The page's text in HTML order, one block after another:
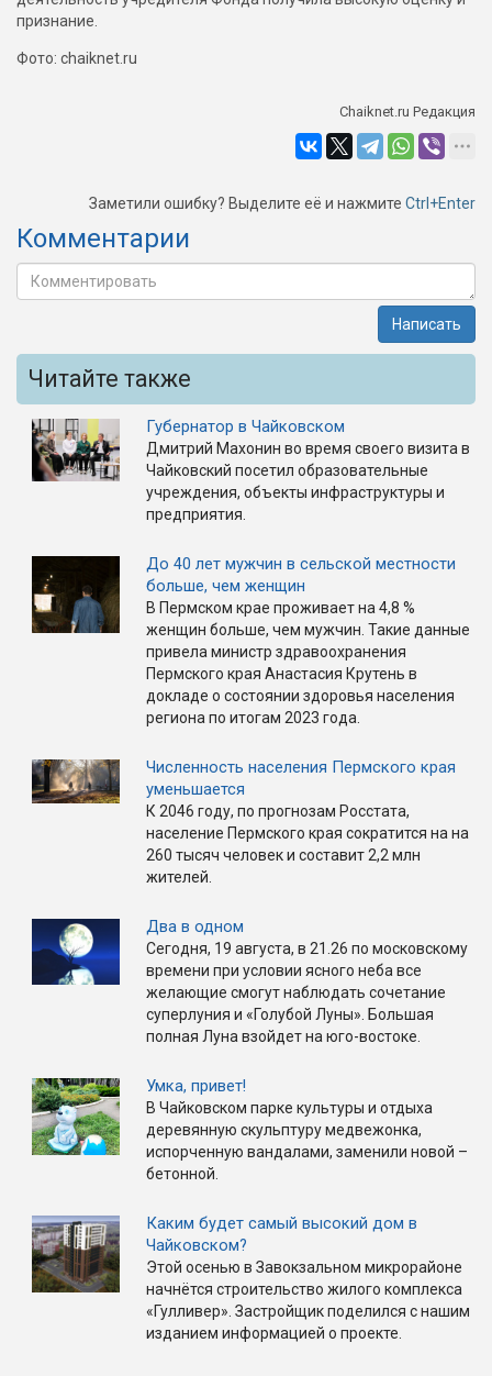
признание.
Фото: chaiknet.ru
Chaiknet.ru Редакция
Заметили ошибку? Выделите её и нажмите Ctrl+Enter
Комментарии
Написать
Читайте также
Губернатор в Чайковском
Дмитрий Махонин во время своего визита в
Чайковский посетил образовательные
учреждения, объекты инфраструктуры и
предприятия.
До 40 лет мужчин в сельской местности
больше, чем женщин
В Пермском крае проживает на 4,8 %
женщин больше, чем мужчин. Такие данные
привела министр здравоохранения
Пермского края Анастасия Крутень в
докладе о состоянии здоровья населения
региона по итогам 2023 года.
Численность населения Пермского края
уменьшается
К 2046 году, по прогнозам Росстата,
население Пермского края сократится на на
260 тысяч человек и составит 2,2 млн
жителей.
Два в одном
Сегодня, 19 августа, в 21.26 по московскому
времени при условии ясного неба все
желающие смогут наблюдать сочетание
суперлуния и «Голубой Луны». Большая
полная Луна взойдет на юго-востоке.
Умка, привет!
В Чайковском парке культуры и отдыха
деревянную скульптуру медвежонка,
испорченную вандалами, заменили новой –
бетонной.
Каким будет самый высокий дом в
Чайковском?
Этой осенью в Завокзальном микрорайоне
начнётся строительство жилого комплекса
«Гулливер». Застройщик поделился с нашим
изданием информацией о проекте.